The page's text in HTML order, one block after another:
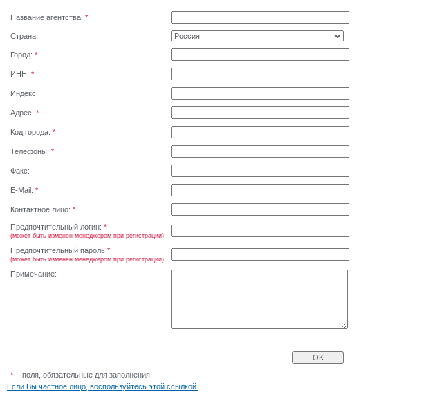
Название агентства: *
Страна:
Город: *
ИНН: *
Индекс:
Адрес: *
Код города: *
Телефоны: *
Факс:
E-Mail: *
Контактное лицо: *
Предпочтительный логин: *
(может быть изменен менеджером при регистрации)
Предпочтительный пароль *
(может быть изменен менеджером при регистрации)
Примечание:
* - поля, обязательные для заполнения
Если Вы частное лицо, воспользуйтесь этой ссылкой.